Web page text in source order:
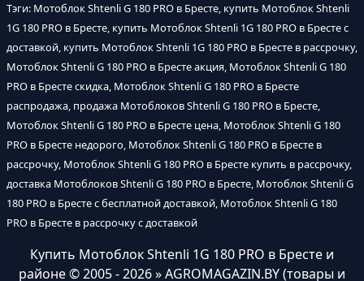
Тэги: Мотоблок Shtenli G 180 PRO в Бресте, купить Мотоблок Shtenli
1G 180 PRO в Бресте, купить Мотоблок Shtenli 1G 180 PRO в Бресте с
доставкой, купить Мотоблок Shtenli 1G 180 PRO в Бресте в рассрочку,
Мотоблок Shtenli G 180 PRO в Бресте акция, Мотоблок Shtenli G 180
PRO в Бресте скидка, Мотоблок Shtenli G 180 PRO в Бресте
распродажа, продажа Мотоблоков Shtenli G 180 PRO в Бресте,
Мотоблок Shtenli G 180 PRO в Бресте цена, Мотоблок Shtenli G 180
PRO в Бресте недорого, Мотоблок Shtenli G 180 PRO в Бресте в
рассрочку, Мотоблок Shtenli G 180 PRO в Бресте купить в рассрочку,
доставка Мотоблоков Shtenli G 180 PRO в Бресте, Мотоблок Shtenli G
180 PRO в Бресте с бесплатной доставкой, Мотоблок Shtenli G 180
PRO в Бресте в рассрочку с доставкой
Купить Мотоблок Shtenli 1G 180 PRO в Бресте и
районе© 2005 - 2026 » AGROMAGAZIN.BY (товары и